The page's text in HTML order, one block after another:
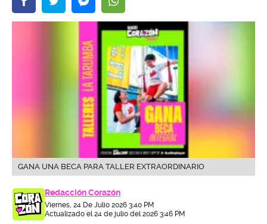
GANA UNA BECA PARA TALLER EXTRAORDINARIO
Redacción Corazón
Viernes, 24 De Julio 2026 3:40 PM
Actualizado el 24 de julio del 2026 3:46 PM